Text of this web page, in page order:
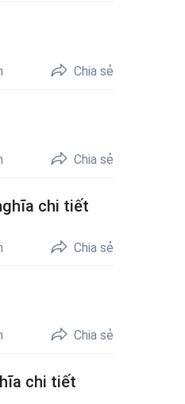
Chia sẻ
Chia sẻ
chi tiết
Chia sẻ
Chia sẻ
chi tiết